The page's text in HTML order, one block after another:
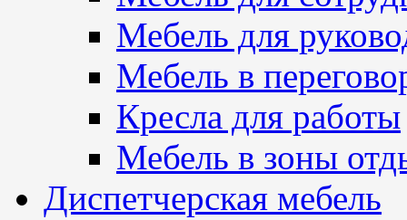
Мебель для
Мебель в
Кресла для работы
Мебель в зоны
Диспетчерская мебель